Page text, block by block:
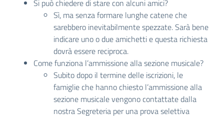
Si può chiedere di stare con alcuni amici?
Sì, ma senza formare lunghe catene che
sarebbero inevitabilmente spezzate. Sarà bene
indicare uno o due amichetti e questa richiesta
dovrà essere reciproca.
Come funziona l’ammissione alla sezione musicale?
Subito dopo il termine delle iscrizioni, le
famiglie che hanno chiesto l’ammissione alla
sezione musicale vengono contattate dalla
nostra Segreteria per una prova selettiva